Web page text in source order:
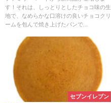
チョコレートの魅力に包まれた
至福の味わいが広がります。
す！それは、しっとりとしたチョコ味の生
地で、なめらかな口溶けの良いチョコクリ
ームを包んで焼き上げたパンで...
セブンイレブン